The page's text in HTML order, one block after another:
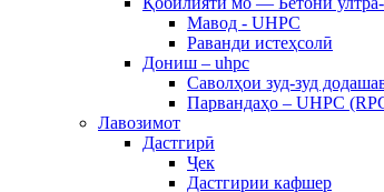
Мавод - UHPC
Раванди истеҳсолӣ
Дониш – uhpc
Саволҳои зуд-зуд
Парвандаҳо – UHPC
Лавозимот
Дастгирӣ
Ҷек
Дастгирии кафшер